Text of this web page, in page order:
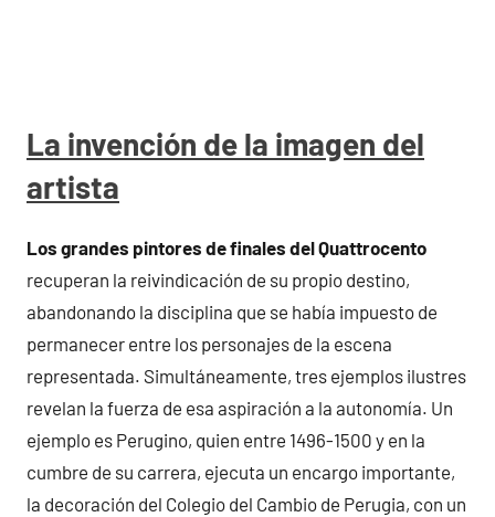
La invención de la imagen del
artista
Los grandes pintores de finales del Quattrocento
recuperan la reivindicación de su propio destino,
abandonando la disciplina que se había impuesto de
permanecer entre los personajes de la escena
representada. Simultáneamente, tres ejemplos ilustres
revelan la fuerza de esa aspiración a la autonomía. Un
ejemplo es Perugino, quien entre 1496-1500 y en la
cumbre de su carrera, ejecuta un encargo importante,
la decoración del Colegio del Cambio de Perugia, con un